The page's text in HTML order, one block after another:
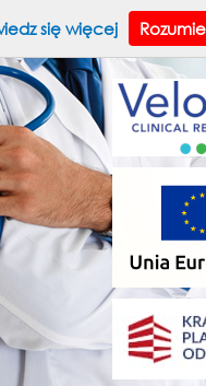
tekst: A A A
się więcej